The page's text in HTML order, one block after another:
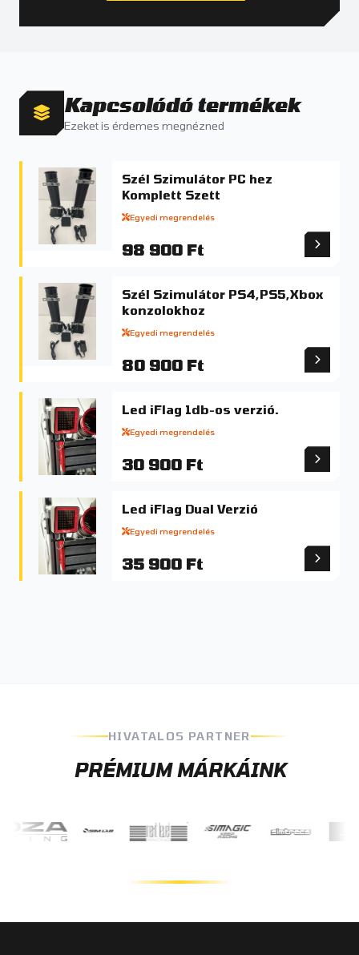
Kapcsolódó termékek
Ezeket is érdemes megnézned
Szél Szimulátor PC hez
Komplett Szett
Egyedi megrendelés
98 900 Ft
Szél Szimulátor PS4,PS5,Xbox
konzolokhoz
Egyedi megrendelés
80 900 Ft
Led iFlag 1db-os verzió.
Egyedi megrendelés
30 900 Ft
Led iFlag Dual Verzió
Egyedi megrendelés
35 900 Ft
HIVATALOS PARTNER
PRÉMIUM MÁRKÁINK